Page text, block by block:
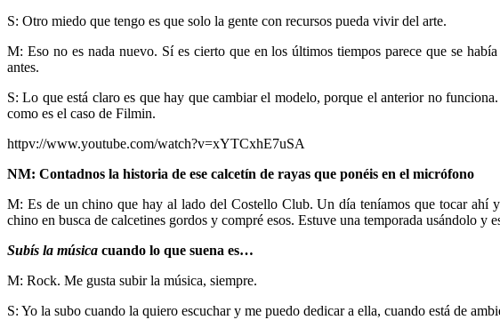
S: Otro miedo que tengo es que solo la gente con recursos pueda vivir del arte.
M: Eso no es nada nuevo. Sí es cierto que en los últimos tiempos parece que se
antes.
S: Lo que está claro es que hay que cambiar el modelo, porque el anterior no
como es el caso de Filmin.
httpv://www.youtube.com/watch?v=xYTCxhE7uSA
NM: Contadnos la historia de ese calcetín de rayas que ponéis en el micrófono
M: Es de un chino que hay al lado del Costello Club. Un día teníamos que tocar ahí
chino en busca de calcetines gordos y compré esos. Estuve una temporada usándolo y
Subís la música cuando lo que suena es…
M: Rock. Me gusta subir la música, siempre.
S: Yo la subo cuando la quiero escuchar y me puedo dedicar a ella, cuando está de